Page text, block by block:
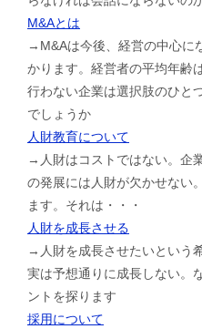
M&Aとは
→M&Aは今後、経営の中心に
かります。経営者の平均年齢
行わない企業は選択肢のひと
でしょうか
人財教育について
→人財はコストではない。企
の発展には人財が欠かせない
ます。それは・・・
人財を成長させる
→人財を成長させたいという
実は予想通りに成長しない。
ントを探ります
採用について